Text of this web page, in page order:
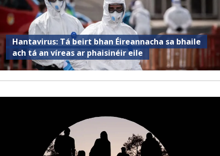
Hantavirus: Tá beirt bhan Éireannacha sa bhaile
ach tá an víreas ar phaisinéir eile